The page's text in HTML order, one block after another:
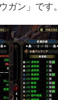
ガン」です。